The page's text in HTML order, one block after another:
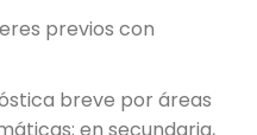
previos con
breve por áreas
en secundaria,